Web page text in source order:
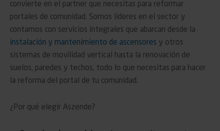
convierte en el partner que necesitas para reformar
portales de comunidad. Somos líderes en el sector y
contamos con servicios integrales que abarcan desde la
instalación y mantenimiento de ascensores y otros
sistemas de movilidad vertical hasta la renovación de
suelos, paredes y techos, todo lo que necesitas para hacer
la reforma del portal de tu comunidad.
¿Por qué elegir Aszende?